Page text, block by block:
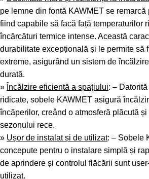
pe lemne din fontă KAWMET se remarcă
fiind capabile să facă față temperaturilor
încărcături termice intense. Această
durabilitate excepțională și le permite să
extreme, asigurând un sistem de
durată.
» Încălzire eficientă a spațiului: –
ridicate, sobele KAWMET asigură
încăperilor, creând o atmosferă plăcută și
sezonului rece.
» Ușor de instalat și de utilizat: – Sobele
concepute pentru o instalare simplă și
de aprindere și controlul flăcării sunt
utilizat.